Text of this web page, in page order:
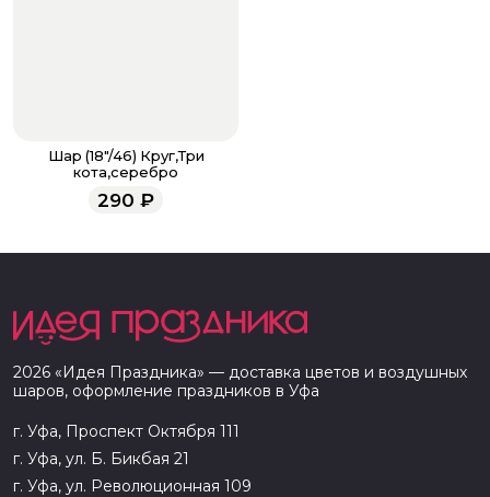
Шар (18"/46) Круг,Три
кота,серебро
290 ₽
2026 «Идея Праздника» — доставка цветов и воздушных
шаров, оформление праздников в Уфа
г. Уфа, Проспект Октября 111
г. Уфа, ул. Б. Бикбая 21
г. Уфа, ул. Революционная 109